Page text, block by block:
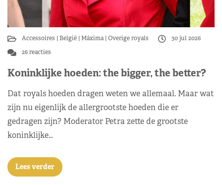
Accessoires België Máxima Overige royals
30 jul 2026
26 reacties
Koninklijke hoeden: the bigger, the better?
Dat royals hoeden dragen weten we allemaal. Maar wat
zijn nu eigenlijk de allergrootste hoeden die er
gedragen zijn? Moderator Petra zette de grootste
koninklijke…
Lees verder